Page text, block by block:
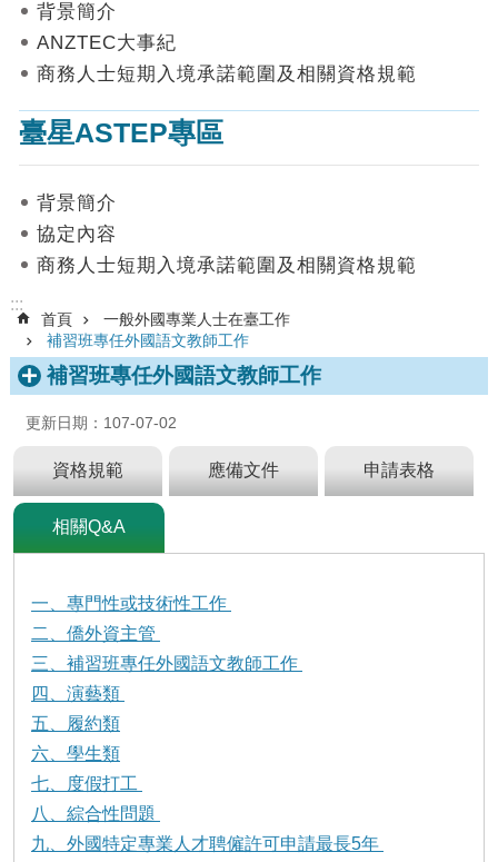
據
首
網
站
覽
絡
我
們
English
私
資
安
政
府
站
資
料
放
宣
背景簡介
ANZTEC大事紀
商務人士短期入境承諾範圍及相關資格規範
臺星ASTEP專區
背景簡介
協定內容
商務人士短期入境承諾範圍及相關資格規範
:::
首頁
一般外國專業人士在臺工作
補習班專任外國語文教師工作
補習班專任外國語文教師工作
更新日期：107-07-02
資格規範 應備文件 申請表格
相關Q&A
一、專門性或技術性工作
二、僑外資主管
三、補習班專任外國語文教師工作
四、演藝類
五、履約類
六、學生類
七、度假打工
八、綜合性問題
九、外國特定專業人才聘僱許可申請最長5年